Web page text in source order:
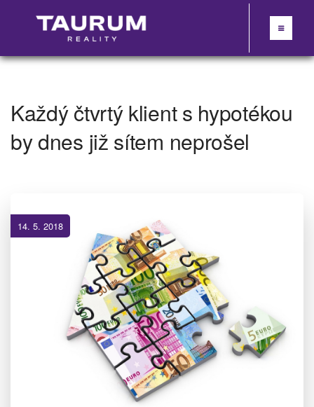
Každý čtvrtý klient s hypotékou
by dnes již sítem neprošel
14. 5. 2018